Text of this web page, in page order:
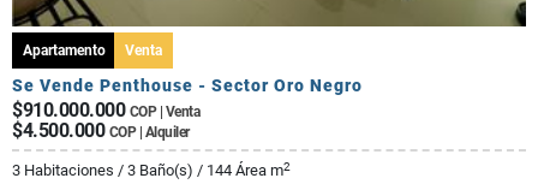
Apartamento Venta
Se Vende Penthouse - Sector Oro Negro
$910.000.000 COP | Venta
$4.500.000 COP | Alquiler
3 Habitaciones / 3 Baño(s) / 144 Área m2